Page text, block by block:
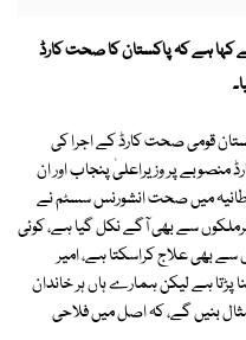
کہا ہے کہ پاکستان کا صحت کارڈ
قومی صحت کارڈ کے اجرا کی
پر وزیراعلیٰ پنجاب اور ان
میں صحت انشورنس سسٹم نے
سے بھی آگے نکل گیا ہے، کوئی
سے بھی علاج کراسکتا ہے، امیر
ہے لیکن ہمارے ہاں ہر خاندان
بنیں گے، کہ اصل میں فلاحی